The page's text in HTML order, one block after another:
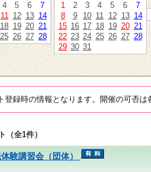
4 5 6
7
11 12 13 14
18 19 20 21
25 26 27 28
1
2 3 4 5 6
7
8
9 10 11 12 13 14
15 16 17 18 19 20 21
22 23 24 25 26 27 28
29 30 31
登録時の情報となります。開催の可否は
（全1件）
験講習会（団体）